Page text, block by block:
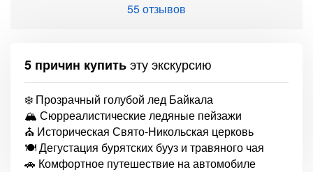
55 отзывов
5 причин купитьэту экскурсию
❄️ Прозрачный голубой лед Байкала
🏔️ Сюрреалистические ледяные пейзажи
⛪ Историческая Свято-Никольская церковь
🍽️ Дегустация бурятских бууз и травяного чая
🚗 Комфортное путешествие на автомобиле